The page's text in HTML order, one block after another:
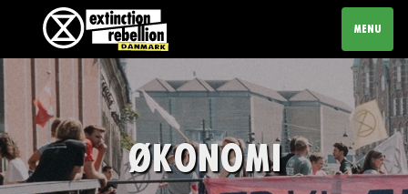
TOGGLE
MENU
ØKONOMI